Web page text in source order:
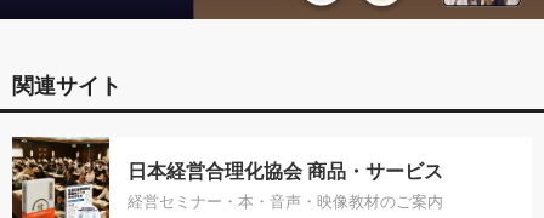
関連サイト
日本経営合理化協会 商品・サービス
経営セミナー・本・音声・映像教材のご案内